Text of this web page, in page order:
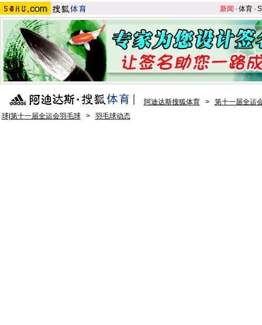
新闻 -体育-S
阿迪达斯搜狐体育 >
第十一届全运
球|第十一届全运会羽毛球
> 羽毛球动态